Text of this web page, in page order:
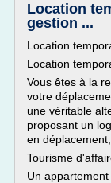
Location
gestion ...
Location
Location
Vous êtes à la
votre
une véritable
proposant un
en
Tourisme
Un